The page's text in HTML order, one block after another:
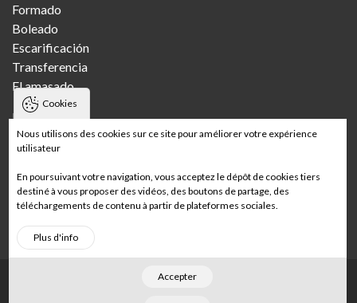
Formado
Boleado
Escarificación
Transferencia
El amasado
Panaderías
Pandería artesanal
Panadería artesanal con varias tiendas
Panadería industrial
Panadería de supermercado
Cookies
Nous utilisons des cookies sur ce site pour améliorer votre expérience
utilisateur
En poursuivant votre navigation, vous acceptez le dépôt de cookies tiers
destiné à vous proposer des vidéos, des boutons de partage, des
téléchargements de contenu à partir de plateformes sociales.
Plus d'info
Accepter